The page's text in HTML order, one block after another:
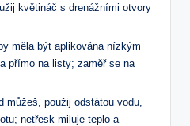
květináč s drenážními otvory
měla být aplikována nízkým
přímo na listy; zaměř se na
můžeš, použij odstátou vodu,
netřesk miluje teplo a